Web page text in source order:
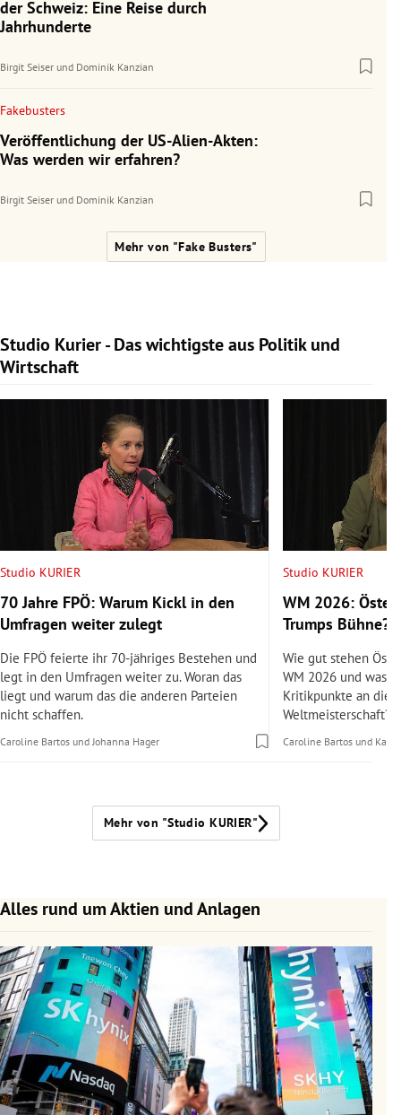
der Schweiz: Eine Reise durch
Jahrhunderte
Birgit Seiser und Dominik Kanzian
Fakebusters
Veröffentlichung der US-Alien-Akten:
Was werden wir erfahren?
Birgit Seiser und Dominik Kanzian
Mehr von "Fake Busters"
Studio Kurier - Das wichtigste aus Politik und
Wirtschaft
Slide 1 von 9
Studio KURIER
70 Jahre FPÖ: Warum Kickl in den
Umfragen weiter zulegt
Die FPÖ feierte ihr 70-jähriges Bestehen und
legt in den Umfragen weiter zu. Woran das
liegt und warum das die anderen Parteien
nicht schaffen.
Caroline Bartos undJohanna Hager
Studio KURIER
WM 2026:
Trumps Bühne?
Wie gut stehen
WM 2026 und was
Kritikpunkte an
Weltmeisterschaft?
Caroline Bartos und
Mehr von "Studio KURIER"
Alles rund um Aktien und Anlagen